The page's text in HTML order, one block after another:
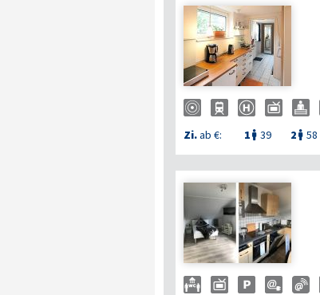
Zi.ab €: 1  39 2  58